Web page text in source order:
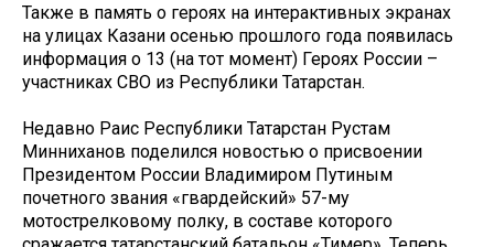
Также в память о героях на интерактивных экранах
на улицах Казани осенью прошлого года появилась
информация о 13 (на тот момент) Героях России –
участниках СВО из Республики Татарстан.
Недавно Раис Республики Татарстан Рустам
Минниханов поделился новостью о присвоении
Президентом России Владимиром Путиным
почетного звания «гвардейский» 57-му
мотострелковому полку, в составе которого